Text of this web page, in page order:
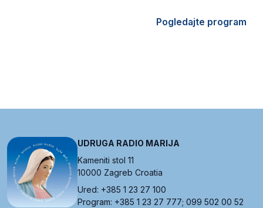
Pogledajte program
UDRUGA RADIO MARIJA
Kameniti stol 11
10000 Zagreb Croatia
Ured: +385 1 23 27 100
Program: +385 1 23 27 777; 099 502 00 52